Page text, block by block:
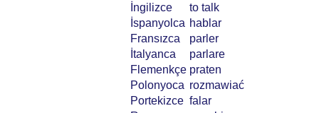
İngilizce
to talk
İspanyolca hablar
Fransızca
parler
İtalyanca
parlare
Flemenkçe praten
Polonyoca rozmawiać
Portekizce falar